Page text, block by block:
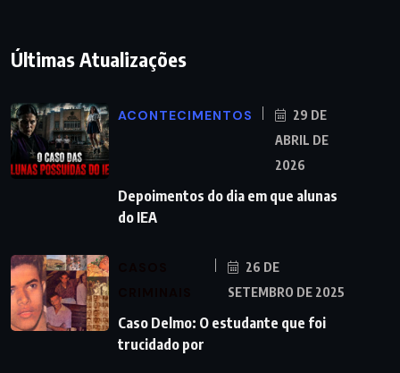
Últimas Atualizações
ACONTECIMENTOS
29 DE
ABRIL DE
2026
Depoimentos do dia em que alunas
do IEA
26 DE
SETEMBRO DE 2025
Caso Delmo: O estudante que foi
trucidado por